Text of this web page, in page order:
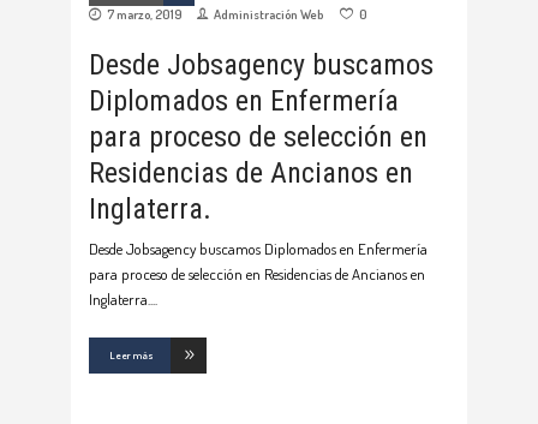
7 marzo, 2019 Administración Web 0
Desde Jobsagency buscamos
Diplomados en Enfermería
para proceso de selección en
Residencias de Ancianos en
Inglaterra.
Desde Jobsagency buscamos Diplomados en Enfermería
para proceso de selección en Residencias de Ancianos en
Inglaterra.
Leer más